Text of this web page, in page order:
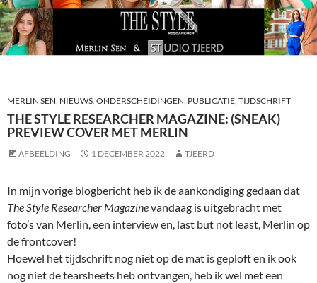
MERLIN SEN, NIEUWS, ONDERSCHEIDINGEN, PUBLICATIE, TIJDSCHRIFT
THE STYLE RESEARCHER MAGAZINE: (SNEAK)
PREVIEW COVER MET MERLIN
AFBEELDING 1 DECEMBER 2022 TJEERD
In mijn vorige blogbericht heb ik de aankondiging gedaan dat
The Style Researcher Magazinevandaag is uitgebracht met
foto’s van Merlin, een interview en, last but not least, Merlin op
de frontcover!
Hoewel het tijdschrift nog niet op de mat is geploft en ik ook
nog niet de tearsheets heb ontvangen, heb ik wel met een